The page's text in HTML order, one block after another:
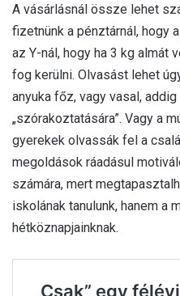
A vásárlásnál össze lehet
fizetnünk a pénztárnál, hogy
az Y-nál, hogy ha 3 kg almát
fog kerülni. Olvasást lehet
anyuka főz, vagy vasal,
„szórakoztatására”. Vagy a
gyerekek olvassák fel a
megoldások ráadásul
számára, mert
iskolának tanulunk, hanem a
hétköznapjainknak.